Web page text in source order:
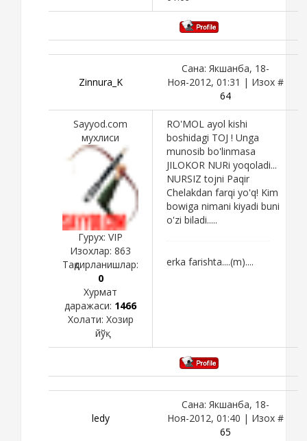
Zinnura_K
Сана: Якшанба, 18-
Ноя-2012, 01:31 | Изох #
64
Sayyod.com
мухлиси
Гурух: VIP
Изохлар: 863
Тақдирланишлар:
0
Хурмат
даражаси: 1466
Холати: Хозир
йўқ
RO'MOL ayol kishi
boshidagi TOJ ! Unga
munosib bo'linmasa
JILOKOR NURi yoqoladi...
NURSIZ tojni Paqir
Chelakdan farqi yo'q! Kim
bowiga nimani kiyadi buni
o'zi biladi.....
erka farishta....(m)....
ledy
Сана: Якшанба, 18-
Ноя-2012, 01:40 | Изох #
65